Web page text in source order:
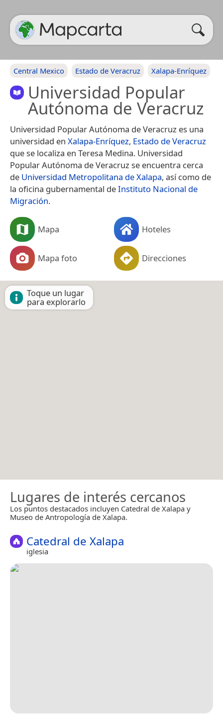
Central Mexico Estado de Veracruz Xalapa-Enríquez
Universidad Popular
Autónoma de Veracruz
Universidad Popular Autónoma de Veracruz es una
universidad en Xalapa-Enríquez, Estado de Veracruz
que se localiza en Teresa Medina. Universidad
Popular Autónoma de Veracruz se encuentra cerca
de Universidad Metropolitana de Xalapa, así como de
la oficina gubernamental deInstituto Nacional de
Migración.
Mapa Hoteles
Mapa foto Direcciones
Toque un lugar
para explorarlo
Lugares de interés cercanos
Los puntos destacados incluyen Catedral de Xalapa y
Museo de Antropología de Xalapa.
Catedral de Xalapa
iglesia